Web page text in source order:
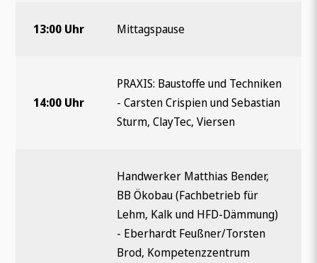
13:00 Uhr Mittagspause
14:00 Uhr
PRAXIS: Baustoffe und Techniken
- Carsten Crispien und Sebastian
Sturm, ClayTec, Viersen
Handwerker Matthias Bender,
BB Ökobau (Fachbetrieb für
Lehm, Kalk und HFD-Dämmung)
- Eberhardt Feußner/Torsten
Brod, Kompetenzzentrum